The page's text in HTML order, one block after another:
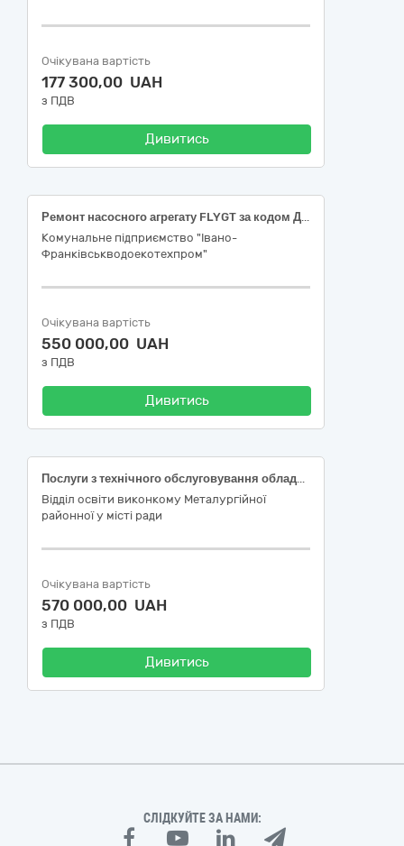
Очікувана вартість
177 300,00 UAH
з ПДВ
Дивитись
Ремонт насосного агрегату FLYGT за кодом ДК 021:2015:50510000-3 - Послуги з ремонту і технічного обслуговування насосів
Комунальне підприємство "Івано-
Франківськводоекотехпром"
Очікувана вартість
550 000,00 UAH
з ПДВ
Дивитись
Послуги з технічного обслуговування обладнання системи водопідготовки великої чаші Палацу водних видів спорту Комунального позашкільного навчального закладу «Дитячо-юнацька спортивна школа №1» Криворізької міської ради
Відділ освіти виконкому Металургійної
районної у місті ради
Очікувана вартість
570 000,00 UAH
з ПДВ
Дивитись
СЛІДКУЙТЕ ЗА НАМИ: